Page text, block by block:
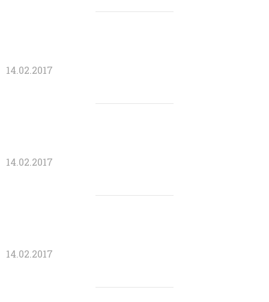
14.02.2017
14.02.2017
14.02.2017